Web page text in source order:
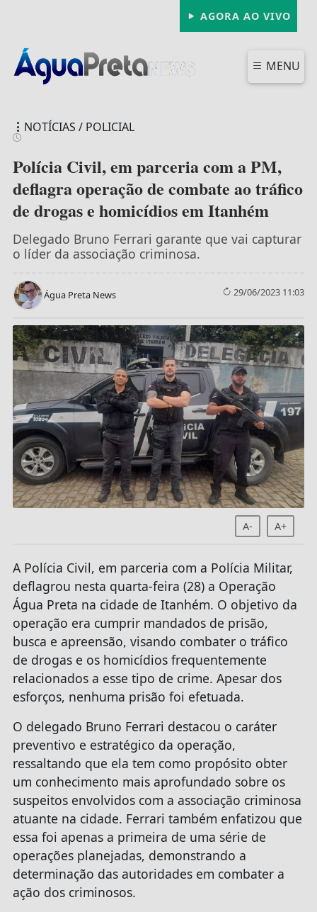
AGORA AO VIVO
MENU
FECHAR
NOTÍCIAS / POLICIAL
Polícia Civil, em parceria com a PM,
deflagra operação de combate ao tráfico
de drogas e homicídios em Itanhém
Delegado Bruno Ferrari garante que vai capturar
o líder da associação criminosa.
Água Preta News 29/06/2023 11:03
A- A+
A Polícia Civil, em parceria com a Polícia Militar,
deflagrou nesta quarta-feira (28) a Operação
Água Preta na cidade de Itanhém. O objetivo da
operação era cumprir mandados de prisão,
busca e apreensão, visando combater o tráfico
de drogas e os homicídios frequentemente
relacionados a esse tipo de crime. Apesar dos
esforços, nenhuma prisão foi efetuada.
O delegado Bruno Ferrari destacou o caráter
preventivo e estratégico da operação,
ressaltando que ela tem como propósito obter
um conhecimento mais aprofundado sobre os
suspeitos envolvidos com a associação criminosa
atuante na cidade. Ferrari também enfatizou que
essa foi apenas a primeira de uma série de
operações planejadas, demonstrando a
determinação das autoridades em combater a
ação dos criminosos.